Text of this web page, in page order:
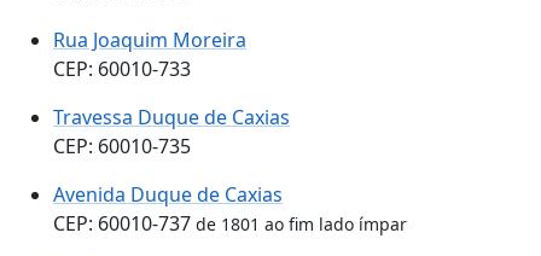
Rua Joaquim Moreira
CEP: 60010-733
Travessa Duque de Caxias
CEP: 60010-735
Avenida Duque de Caxias
CEP: 60010-737 de 1801 ao fim lado ímpar